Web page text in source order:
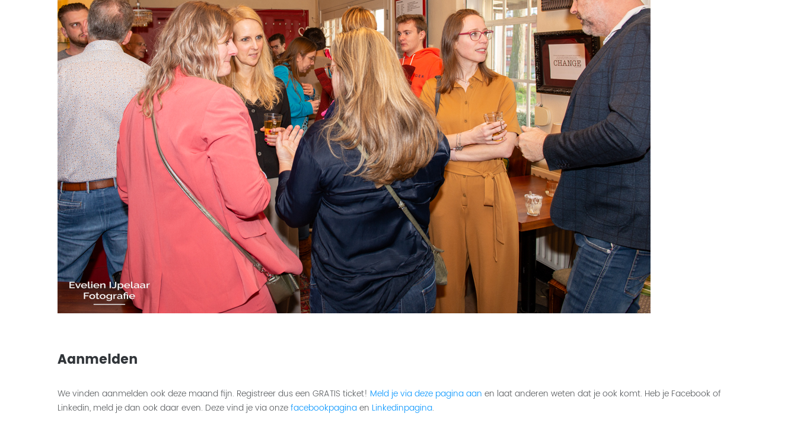
Aanmelden
We vinden aanmelden ook deze maand fijn. Registreer dus een GRATIS ticket! Meld je via deze pagina aan en laat anderen weten dat je ook komt. Heb je Facebook of
Linkedin, meld je dan ook daar even. Deze vind je via onzefacebookpaginaen Linkedinpagina.